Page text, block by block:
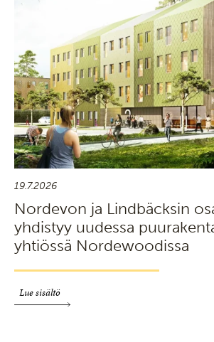
19.7.2026
Nordevon ja Lindbäcksin
yhdistyy uudessa
yhtiössä Nordewoodissa
Lue sisältö